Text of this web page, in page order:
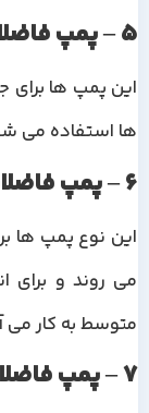
5 – پمپ فاضلاب کف کش
این پمپ ها برای
ها استفاده می
6 – پمپ فاضلاب خطی
این نوع پمپ ها
می روند و برای
متوسط به کار می
7 – پمپ فاضلاب عمودی